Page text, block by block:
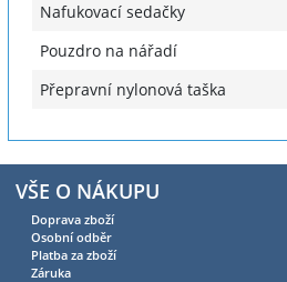
Nafukovací sedačky
Pouzdro na nářadí
Přepravní nylonová taška
VŠE O NÁKUPU
Doprava zboží
Osobní odběr
Platba za zboží
Záruka